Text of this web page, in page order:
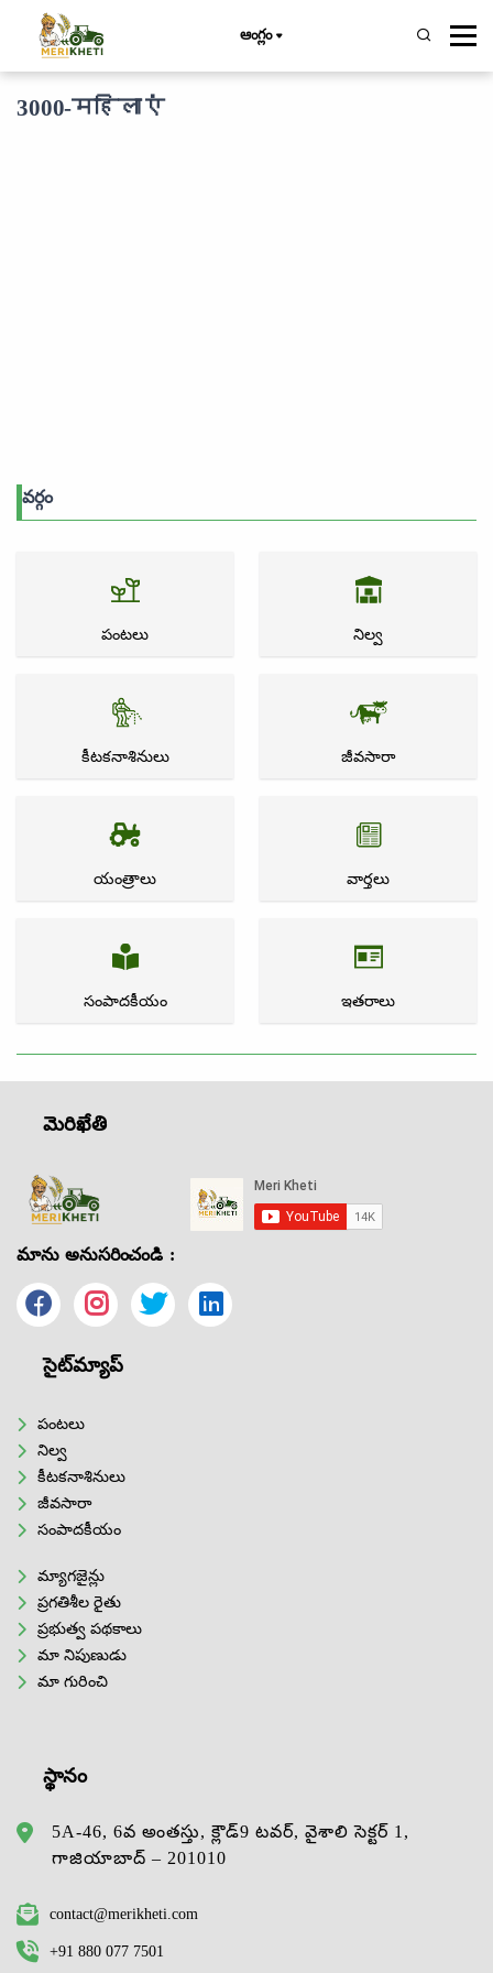
ఆంగ్లం
3000-महिलाएं
వర్గం
పంటలు నిల్వ
కీటకనాశినులు జీవసారా
యంత్రాలు వార్తలు
సంపాదకీయం ఇతరాలు
మెరిఖేతి
మాను అనుసరించండి :
సైట్‌మ్యాప్
పంటలు
నిల్వ
కీటకనాశినులు
జీవసారా
సంపాదకీయం
మ్యాగజైన్లు
ప్రగతిశీల రైతు
ప్రభుత్వ పథకాలు
మా నిపుణుడు
మా గురించి
స్థానం
5A-46, 6వ అంతస్తు, క్లౌడ్9 టవర్, వైశాలి సెక్టర్ 1,
గాజియాబాద్ – 201010
contact@merikheti.com
+91 880 077 7501